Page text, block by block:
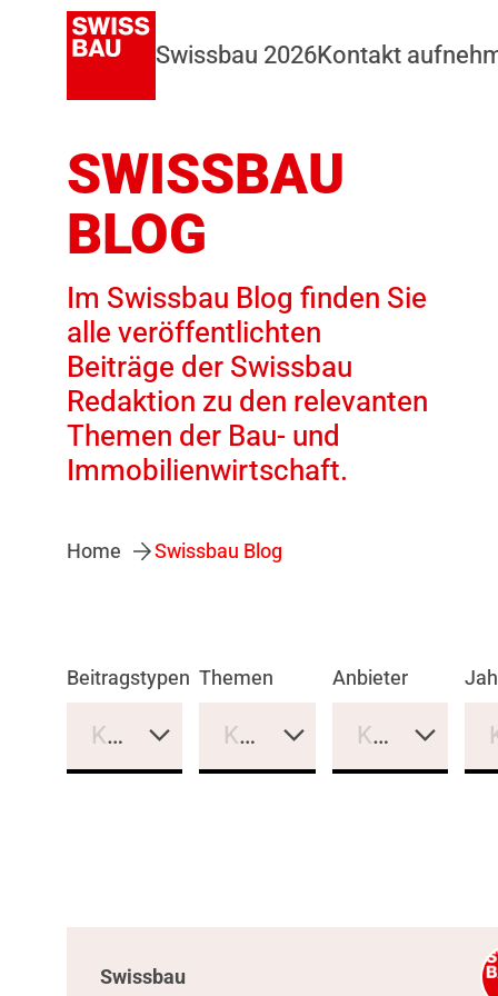
Swissbau 2026Kontakt
SWISSBAU
BLOG
Im Swissbau Blog finden Sie
alle veröffentlichten
Beiträge der Swissbau
Redaktion zu den relevanten
Themen der Bau- und
Immobilienwirtschaft.
Home Swissbau Blog
Beitragstypen
Keine Auswahl
Themen
Keine Auswahl
Anbieter
Keine
Swissbau